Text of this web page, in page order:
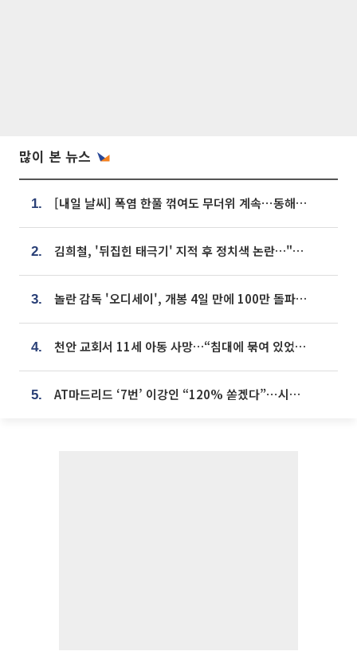
많이 본 뉴스
1. [내일 날씨] 폭염 한풀 꺾여도 무더위 계속⋯동해안 이틀 연속 비
2. 김희철, '뒤집힌 태극기' 지적 후 정치색 논란…"좌우 떠나 우리나라 국기"
3. 놀란 감독 '오디세이', 개봉 4일 만에 100만 돌파⋯'왕사남' 보다 빠르다
4. 천안 교회서 11세 아동 사망…“침대에 묶여 있었다” 진술 확보
5. AT마드리드 ‘7번’ 이강인 “120% 쏟겠다”⋯시메오네 감독 “필요한 선수”